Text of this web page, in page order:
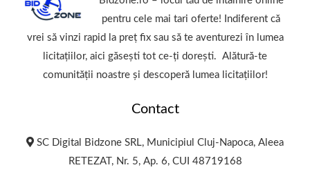
pentru cele mai tari oferte! Indiferent că
vrei să vinzi rapid la preț fix sau să te aventurezi în lumea
licitațiilor, aici găsești tot ce-ți dorești. Alătură-te
comunității noastre și descoperă lumea licitațiilor!
Contact
SC Digital Bidzone SRL, Municipiul Cluj-Napoca, Aleea
RETEZAT, Nr. 5, Ap. 6, CUI 48719168